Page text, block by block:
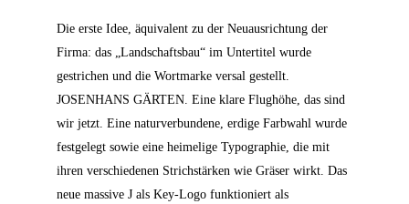
Die erste Idee, äquivalent zu der Neuausrichtung der
Firma: das „Landschaftsbau“ im Untertitel wurde
gestrichen und die Wortmarke versal gestellt.
JOSENHANS GÄRTEN. Eine klare Flughöhe, das sind
wir jetzt. Eine naturverbundene, erdige Farbwahl wurde
festgelegt sowie eine heimelige Typographie, die mit
ihren verschiedenen Strichstärken wie Gräser wirkt. Das
neue massive J als Key-Logo funktioniert als